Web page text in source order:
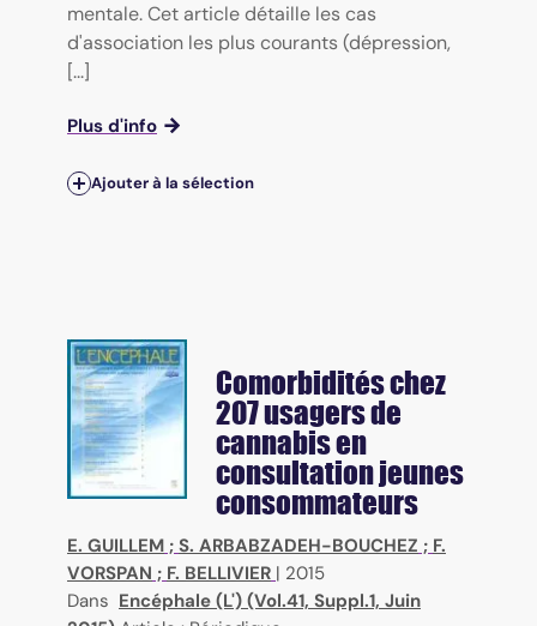
mentale. Cet article détaille les cas
d'association les plus courants (dépression,
[...]
Plus d'info
Ajouter à la sélection
Comorbidités chez
207 usagers de
cannabis en
consultation jeunes
consommateurs
E. GUILLEM ; S. ARBABZADEH-BOUCHEZ ; F.
VORSPAN ; F. BELLIVIER | 2015
Dans Encéphale (L') (Vol.41, Suppl.1, Juin